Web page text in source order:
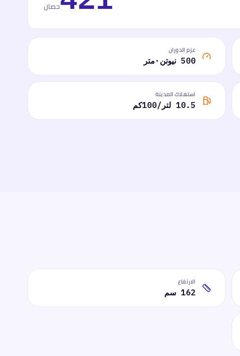
حصان
عزم الدوران
500 نيوتن·متر
استهلاك المدينة
10.5 لتر/100كم
الارتفاع
162 سم